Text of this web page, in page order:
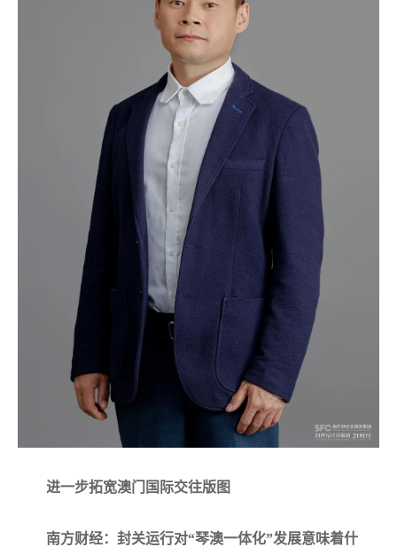
进一步拓宽澳门国际交往版图
南方财经：封关运行对“琴澳一体化”发展意味着什